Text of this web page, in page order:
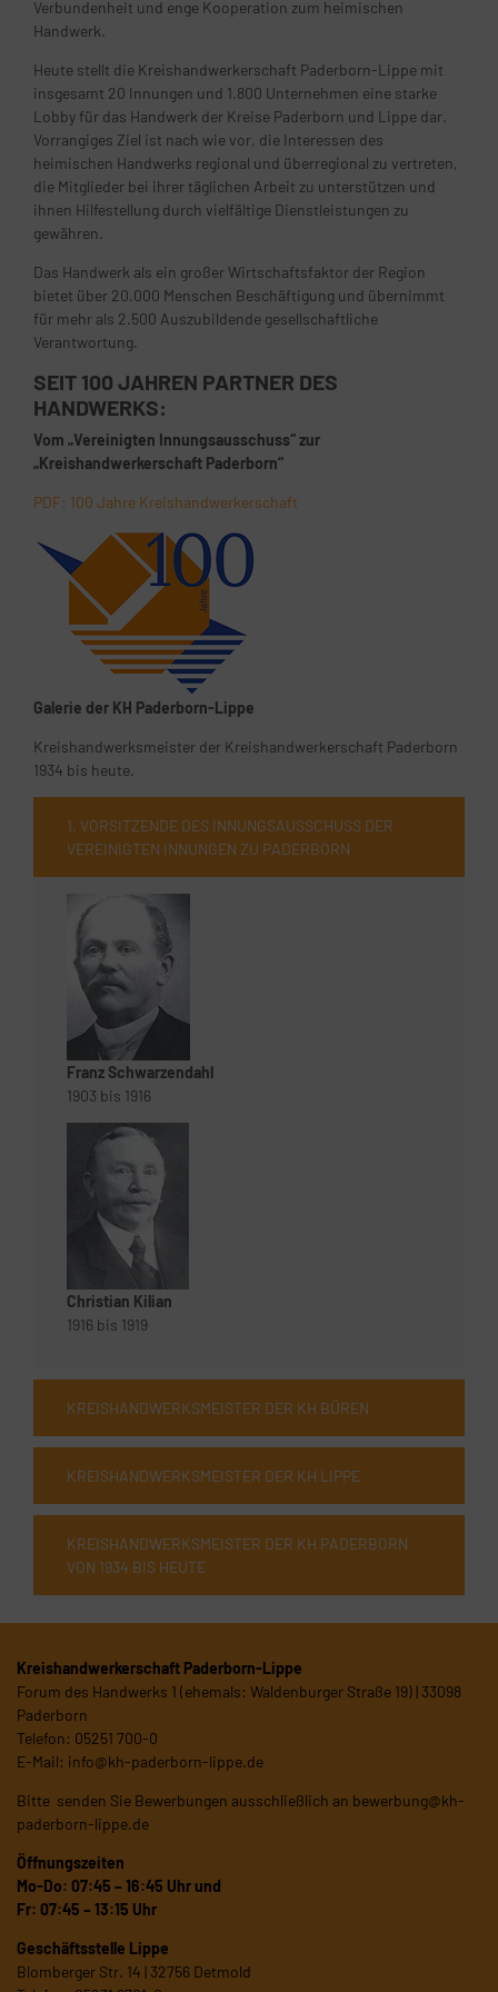
Verbundenheit und enge Kooperation zum heimischen
Handwerk.
Heute stellt die Kreishandwerkerschaft Paderborn-Lippe mit
insgesamt 20 Innungen und 1.800 Unternehmen eine starke
Lobby für das Handwerk der Kreise Paderborn und Lippe dar.
Vorrangiges Ziel ist nach wie vor, die Interessen des
heimischen Handwerks regional und überregional zu vertreten,
die Mitglieder bei ihrer täglichen Arbeit zu unterstützen und
ihnen Hilfestellung durch vielfältige Dienstleistungen zu
gewähren.
Das Handwerk als ein großer Wirtschaftsfaktor der Region
bietet über 20.000 Menschen Beschäftigung und übernimmt
für mehr als 2.500 Auszubildende gesellschaftliche
Verantwortung.
SEIT 100 JAHREN PARTNER DES
HANDWERKS:
Vom „Vereinigten Innungsausschuss“ zur
„Kreishandwerkerschaft Paderborn“
PDF: 100 Jahre Kreishandwerkerschaft
Galerie der KH Paderborn-Lippe
Kreishandwerksmeister der Kreishandwerkerschaft Paderborn
1934 bis heute.
1. VORSITZENDE DES INNUNGSAUSSCHUSS DER
VEREINIGTEN INNUNGEN ZU PADERBORN
Franz Schwarzendahl
1903 bis 1916
Christian Kilian
1916 bis 1919
KREISHANDWERKSMEISTER DER KH BÜREN
KREISHANDWERKSMEISTER DER KH LIPPE
KREISHANDWERKSMEISTER DER KH PADERBORN
VON 1934 BIS HEUTE
Kreishandwerkerschaft Paderborn-Lippe
Forum des Handwerks 1 (ehemals: Waldenburger Straße 19) | 33098
Paderborn
Telefon: 05251 700-0
E-Mail: info@kh-paderborn-lippe.de
Bitte senden Sie Bewerbungen ausschließlich an bewerbung@kh-
paderborn-lippe.de
Öffnungszeiten
Mo-Do: 07:45 – 16:45 Uhr und
Fr: 07:45 – 13:15 Uhr
Geschäftsstelle Lippe
Blomberger Str. 14 | 32756 Detmold